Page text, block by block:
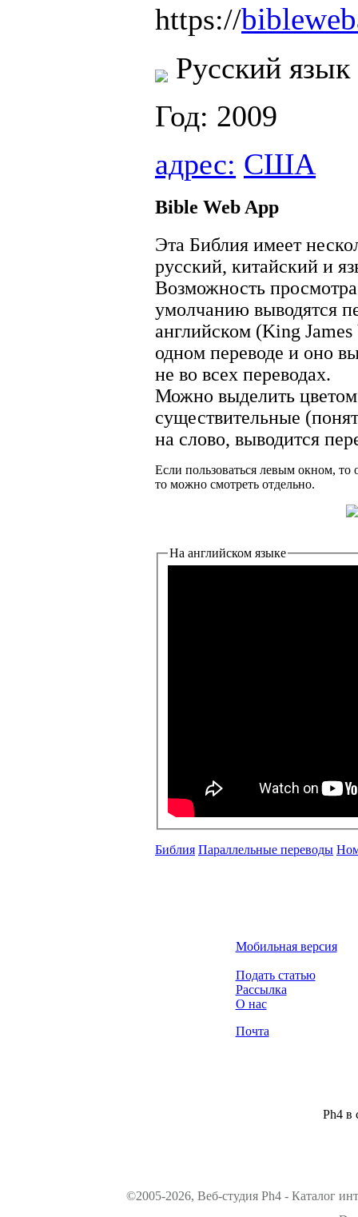
https://
Русский
Год: 2009
адрес: США
Bible Web App
Эта Библия имеет
русский, китайский и
Возможность
умолчанию выводятся
английском (King
одном переводе и оно
не во всех переводах.
Можно выделить цветом
существительные
на слово, выводится
Если пользоваться левым окном,
то можно смотреть отдельно.
На английском языке
Библия Параллельные переводы
Мобильная версия
Подать статью
Рассылка
О нас
Почта
Ph4 в
©2005-2026, Веб-студия Ph4 - Каталог